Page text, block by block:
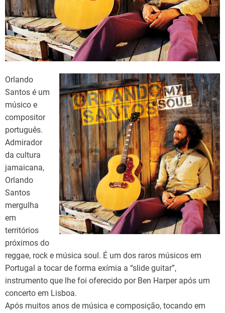
Orlando
Santos é um
músico e
compositor
português.
Admirador
da cultura
jamaicana,
Orlando
Santos
mergulha
em
territórios
próximos do
reggae, rock e música soul. É um dos raros músicos em
Portugal a tocar de forma exímia a “slide guitar”,
instrumento que lhe foi oferecido por Ben Harper após um
concerto em Lisboa.
Após muitos anos de música e composição, tocando em